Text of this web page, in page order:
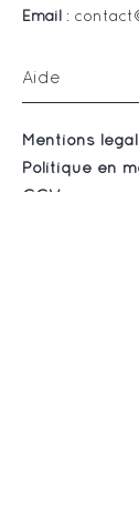
Email :
Aide
Mentions
Politique en
CGV